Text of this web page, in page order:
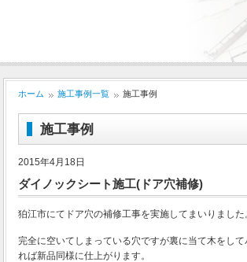
ホーム 施工事例一覧 施工事例
施工事例
2015年4月18日
ダイノックシート施工(ドア穴補修)
狛江市にてドア穴の補修工事を実施してまいりました
完全に空いてしまっている穴ですが裏に当て木をし
れば新品同様に仕上がります。